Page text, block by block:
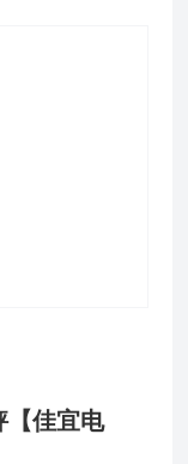
【佳宜电